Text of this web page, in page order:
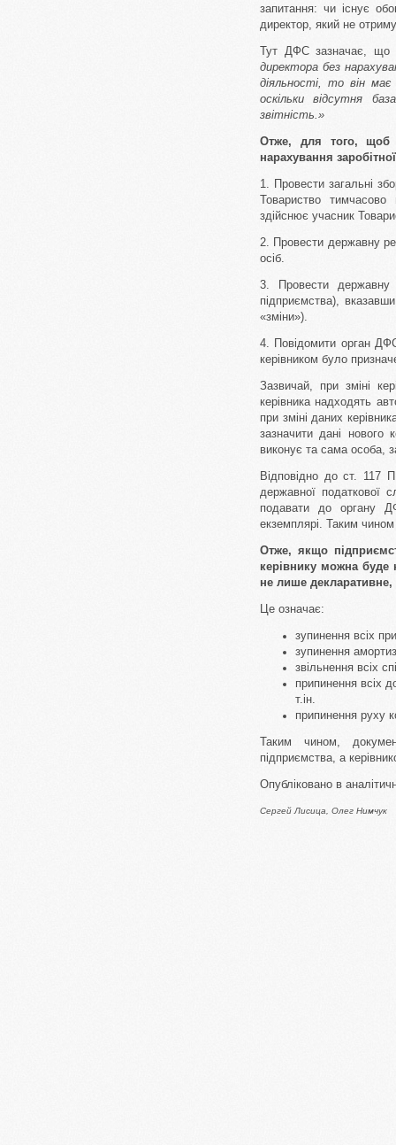
запитання: чи існує
директор, який не
Тут ДФС зазначає, що
директора без
діяльності, то він
оскільки відсутня
звітність.»
Отже, для того, щоб
нарахування
1. Провести загальні
Товариство тимчасово
здійснює учасник
2. Провести державну
осіб.
3. Провести державну
підприємства),
«зміни»).
4. Повідомити орган
керівником було
Зазвичай, при зміні
керівника надходять
при зміні даних
зазначити дані нового
виконує та сама особа,
Відповідно до ст. 117
державної податкової
подавати до органу
екземплярі. Таким
Отже, якщо
керівнику можна буде
не лише
Це означає:
зупинення всіх
зупинення
звільнення всіх
припинення всіх
т.ін.
припинення руху
Таким чином,
підприємства, а
Опубліковано в
Сергей Лисица, Олег Нимчук